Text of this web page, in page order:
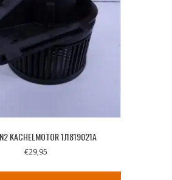
KACHELMOTOR 1J1819021A
€29,95